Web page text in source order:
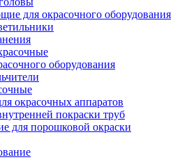
для окрасочного оборудования
оборудования
окрасочных аппаратов
покраски труб
для порошковой окраски